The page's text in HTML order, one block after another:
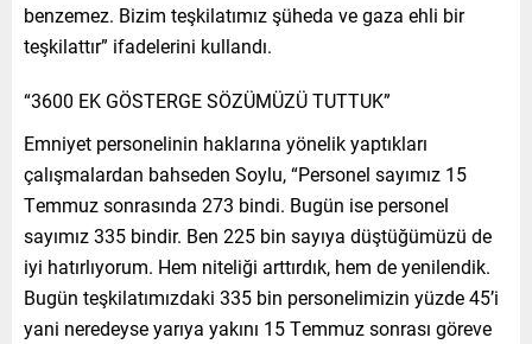
benzemez. Bizim teşkilatımız şüheda ve gaza ehli bir
teşkilattır” ifadelerini kullandı.
“3600 EK GÖSTERGE SÖZÜMÜZÜ TUTTUK”
Emniyet personelinin haklarına yönelik yaptıkları
çalışmalardan bahseden Soylu, “Personel sayımız 15
Temmuz sonrasında 273 bindi. Bugün ise personel
sayımız 335 bindir. Ben 225 bin sayıya düştüğümüzü de
iyi hatırlıyorum. Hem niteliği arttırdık, hem de yenilendik.
Bugün teşkilatımızdaki 335 bin personelimizin yüzde 45’i
yani neredeyse yarıya yakını 15 Temmuz sonrası göreve